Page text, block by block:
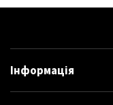
Інформація